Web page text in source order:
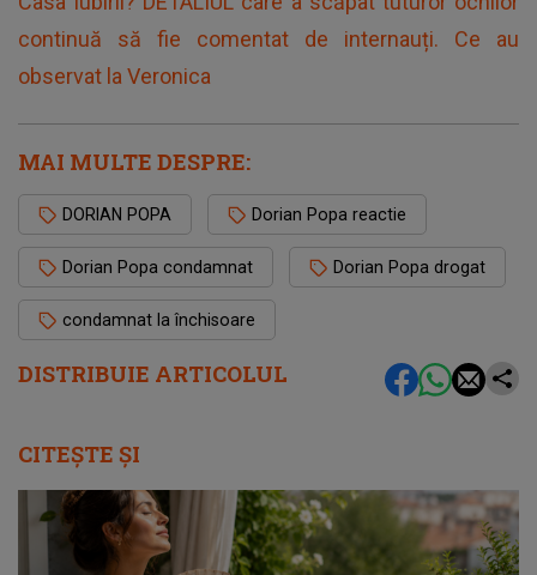
DISTRIBUIE ARTICOLUL
continuă să fie comentat de internauți. Ce au
observat la Veronica
MAI MULTE DESPRE:
DORIAN POPA Dorian Popa reactie
Dorian Popa condamnat Dorian Popa drogat
condamnat la închisoare
CITEȘTE ȘI